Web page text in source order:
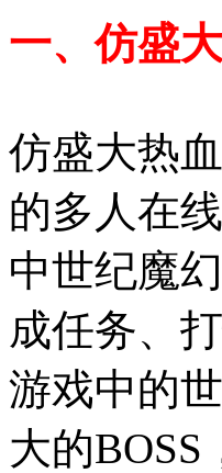
一、仿盛
仿盛大热
的多人在
中世纪魔
成任务、
游戏中的
大的